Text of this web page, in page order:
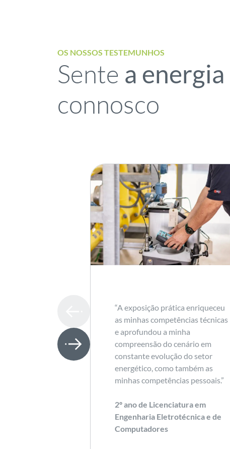
OS NOSSOS TESTEMUNHOS
Sente a energia
connosco
“A exposição prática enriqueceu
as minhas competências técnicas
e aprofundou a minha
compreensão do cenário em
constante evolução do setor
energético, como também as
minhas competências pessoais.”
2º ano de Licenciatura em
Engenharia Eletrotécnica e de
Computadores